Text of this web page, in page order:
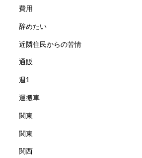
費用
辞めたい
近隣住民からの苦情
通販
週1
運搬車
関東
関東
関西